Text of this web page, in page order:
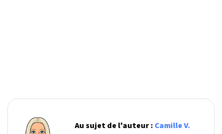
Au sujet de l'auteur : Camille V.